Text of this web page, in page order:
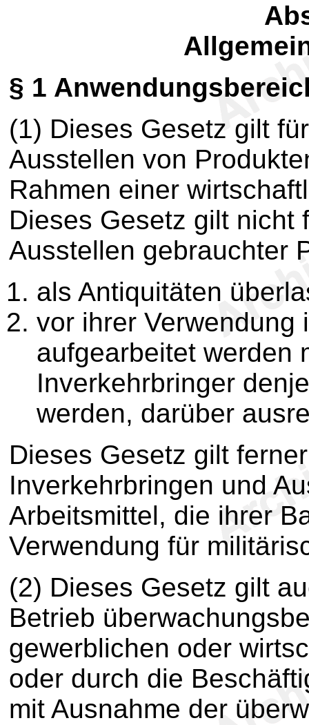
§ 1
(1) Dieses Gesetz gilt
Ausstellen von
Rahmen einer
Dieses Gesetz gilt nicht
Ausstellen gebrauchter
als Antiquitäten
vor ihrer Verwendung
aufgearbeitet werden
Inverkehrbringer
werden, darüber
Dieses Gesetz gilt
Inverkehrbringen und
Arbeitsmittel, die ihrer
Verwendung für
(2) Dieses Gesetz gilt
Betrieb
gewerblichen oder
oder durch die
mit Ausnahme der